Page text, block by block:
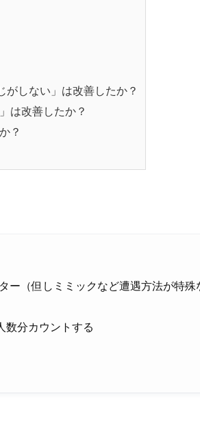
がしない」は改善したか？
は改善したか？
？
ー（但しミミックなど遭遇方法が特
数分カウントする